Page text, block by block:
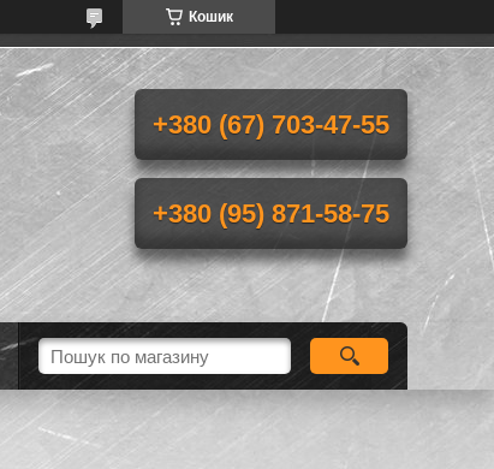
Кошик
+380 (67) 703-47-55
+380 (95) 871-58-75